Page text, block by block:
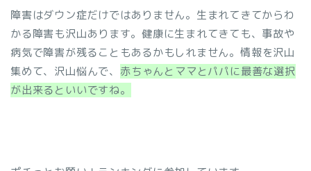
障害はダウン症だけではありません。生まれてきてからわ
かる障害も沢山あります。健康に生まれてきても、事故や
病気で障害が残ることもあるかもしれません。 情報を沢山
集めて、沢山悩んで、 赤ちゃんとママとパパに最善な選択
が出来るといいですね。